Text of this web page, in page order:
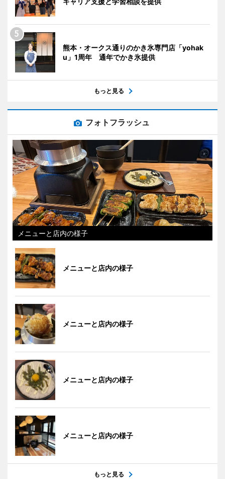
熊本・オークス通りのかき氷専門店「yohak
u」1周年 通年でかき氷提供
もっと見る
フォトフラッシュ
メニューと店内の様子
メニューと店内の様子
メニューと店内の様子
メニューと店内の様子
メニューと店内の様子
もっと見る